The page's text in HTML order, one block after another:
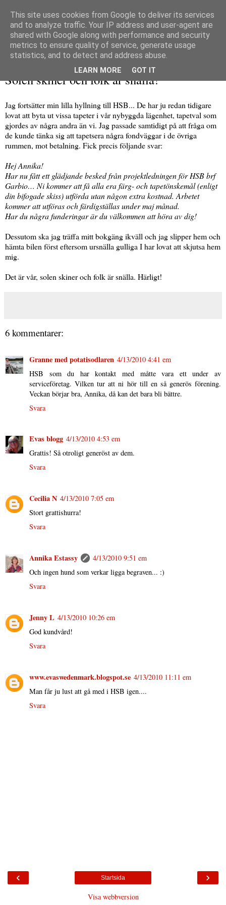
Solen skiner och folk är snälla!
Jag fortsätter min lilla hyllning till HSB... De har ju redan tidigare
lovat att byta ut vissa tapeter i vår nybyggda lägenhet, tapetval som
gjordes av några andra än vi. Jag passade samtidigt på att fråga om
de kunde tänka sig att tapetsera några fondväggar i de övriga
rummen, mot betalning. Fick precis följande svar:
Hej Annika!
Har nu fått ett glädjande besked från projektledningen för HSB brf
Garbio… Ni kommer att få alla era färg- och tapetönskemål (enligt
din bifogade skiss) utförda utan någon extra kostnad. Arbetet
kommer att utföras och färdigställas under maj månad.
Har du några funderingar är du välkommen att höra av dig!
Dessutom ska jag träffa mitt bokgäng ikväll och jag slipper hem och
hämta bilen först eftersom ursnälla gulliga I har lovat att skjutsa hem
mig.
Det är vår, solen skiner och folk är snälla. Härligt!
6 kommentarer:
Granne med potatisodlaren 4/13/2010 4:41 em
HSB som du har kontakt med måtte vara ett under av
serviceföretag. Vilken tur att ni hör till en så generös förening.
Veckan börjar bra, Annika, då kan det bara bli bättre.
Svara
Evas blogg 4/13/2010 4:53 em
Grattis! Så otroligt generöst av dem.
Svara
Cecilia N 4/13/2010 7:05 em
Stort grattishurra!
Svara
Annika Estassy
4/13/2010 9:51 em
Och ingen hund som verkar ligga begraven... :)
Svara
Jenny L 4/13/2010 10:26 em
God kundvård!
Svara
www.evaswedenmark.blogspot.se 4/13/2010 11:11 em
Man får ju lust att gå med i HSB igen....
Svara
‹ ›
Startsida
Visa webbversion
This site uses cookies from Google to deliver its services
and to analyze traffic. Your IP address and user-agent are
shared with Google along with performance and security
metrics to ensure quality of service, generate usage
statistics, and to detect and address abuse.
LEARN MORE GOT IT